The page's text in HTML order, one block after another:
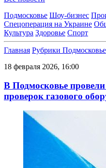
Подмосковье Шоу-бизнес
Спецоперация на Украине
Культура Здоровье Спорт
Главная Рубрики Подмосковье
18 февраля 2026, 16:00
В Подмосковье
проверок газового